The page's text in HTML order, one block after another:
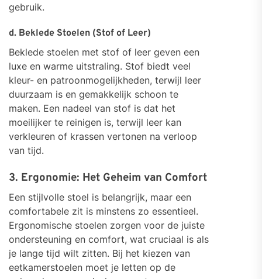
gebruik.
d. Beklede Stoelen (Stof of Leer)
Beklede stoelen met stof of leer geven een
luxe en warme uitstraling. Stof biedt veel
kleur- en patroonmogelijkheden, terwijl leer
duurzaam is en gemakkelijk schoon te
maken. Een nadeel van stof is dat het
moeilijker te reinigen is, terwijl leer kan
verkleuren of krassen vertonen na verloop
van tijd.
3. Ergonomie: Het Geheim van Comfort
Een stijlvolle stoel is belangrijk, maar een
comfortabele zit is minstens zo essentieel.
Ergonomische stoelen zorgen voor de juiste
ondersteuning en comfort, wat cruciaal is als
je lange tijd wilt zitten. Bij het kiezen van
eetkamerstoelen moet je letten op de